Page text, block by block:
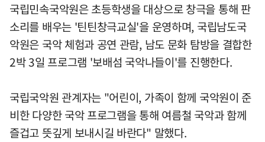
국립민속국악원은 초등학생을 대상으로 창극을 통해 판
소리를 배우는 '틴틴창극교실'을 운영하며, 국립남도국
악원은 국악 체험과 공연 관람, 남도 문화 탐방을 결합한
2박 3일 프로그램 '보배섬 국악나들이'를 진행한다.
국립국악원 관계자는 "어린이, 가족이 함께 국악원이 준
비한 다양한 국악 프로그램을 통해 여름철 국악과 함께
즐겁고 뜻깊게 보내시길 바란다" 말했다.